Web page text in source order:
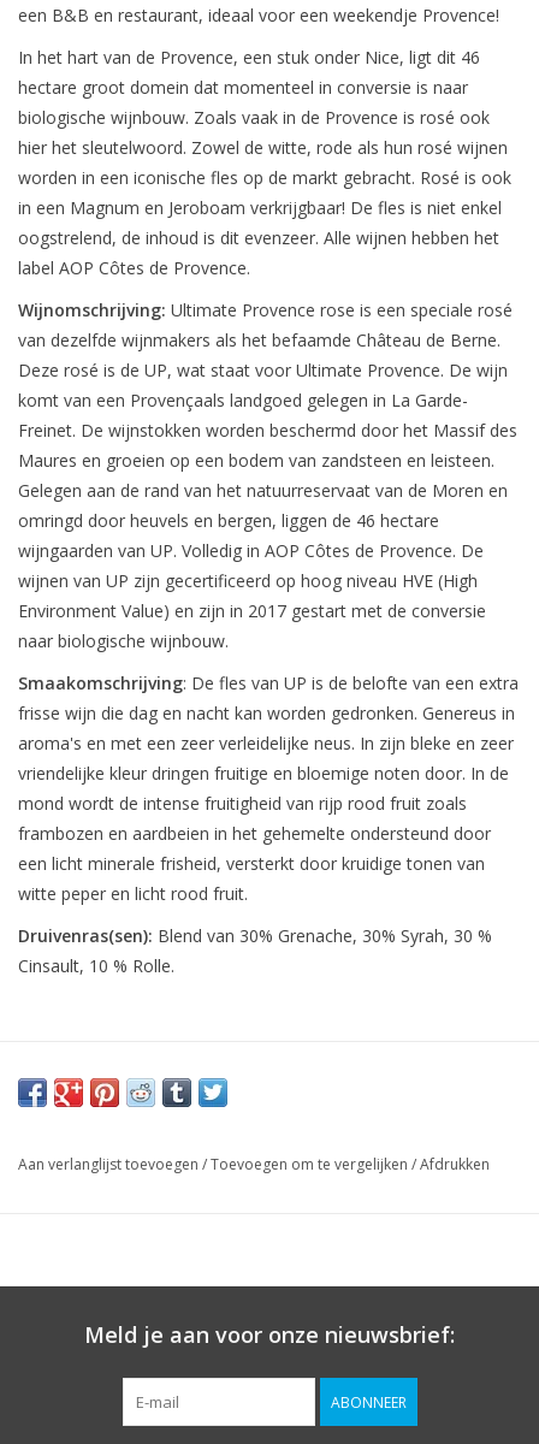
een B&B en restaurant, ideaal voor een weekendje Provence!
In het hart van de Provence, een stuk onder Nice, ligt dit 46
hectare groot domein dat momenteel in conversie is naar
biologische wijnbouw. Zoals vaak in de Provence is rosé ook
hier het sleutelwoord. Zowel de witte, rode als hun rosé wijnen
worden in een iconische fles op de markt gebracht. Rosé is ook
in een Magnum en Jeroboam verkrijgbaar! De fles is niet enkel
oogstrelend, de inhoud is dit evenzeer. Alle wijnen hebben het
label AOP Côtes de Provence.
Wijnomschrijving: Ultimate Provence rose is een speciale rosé
van dezelfde wijnmakers als het befaamde Château de Berne.
Deze rosé is de UP, wat staat voor Ultimate Provence. De wijn
komt van een Provençaals landgoed gelegen in La Garde-
Freinet. De wijnstokken worden beschermd door het Massif des
Maures en groeien op een bodem van zandsteen en leisteen.
Gelegen aan de rand van het natuurreservaat van de Moren en
omringd door heuvels en bergen, liggen de 46 hectare
wijngaarden van UP. Volledig in AOP Côtes de Provence. De
wijnen van UP zijn gecertificeerd op hoog niveau HVE (High
Environment Value) en zijn in 2017 gestart met de conversie
naar biologische wijnbouw.
Smaakomschrijving: De fles van UP is de belofte van een extra
frisse wijn die dag en nacht kan worden gedronken. Genereus in
aroma's en met een zeer verleidelijke neus. In zijn bleke en zeer
vriendelijke kleur dringen fruitige en bloemige noten door. In de
mond wordt de intense fruitigheid van rijp rood fruit zoals
frambozen en aardbeien in het gehemelte ondersteund door
een licht minerale frisheid, versterkt door kruidige tonen van
witte peper en licht rood fruit.
Druivenras(sen): Blend van 30% Grenache, 30% Syrah, 30 %
Cinsault, 10 % Rolle.
Aan verlanglijst toevoegen /Toevoegen om te vergelijken /Afdrukken
Meld je aan voor onze nieuwsbrief:
ABONNEER